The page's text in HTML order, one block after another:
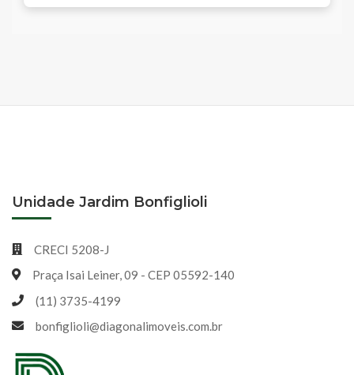
Unidade Jardim Bonfiglioli
CRECI 5208-J
Praça Isai Leiner, 09 - CEP 05592-140
(11) 3735-4199
bonfiglioli@diagonalimoveis.com.br